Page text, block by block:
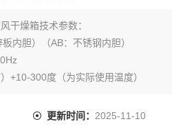
干燥箱技术参数：
内胆）（AB：不锈钢内胆）
+10-300度（为实际使用温度）
更新时间： 2025-11-10